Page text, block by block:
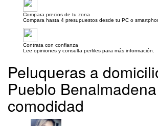
Compara precios de tu zona
Compara hasta 4 presupuestos desde tu PC o
Contrata con confianza
Lee opiniones y consulta perfiles para más información.
Peluqueras a
Pueblo
comodidad